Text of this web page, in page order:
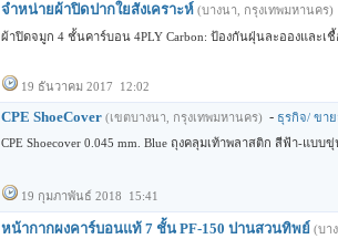
จำหน่ายผ้าปิดปากใยสังเคราะห์ (บางนา, กรุงเทพมหานคร)
ผ้าปิดจมูก 4 ชั้นคาร์บอน 4PLY Carbon: ป้องกันฝุ่นละอองและเชื้
19 ธันวาคม 2017 12:02
CPE ShoeCover (เขตบางนา, กรุงเทพมหานคร) - ธุรกิจ/ ขา
CPE Shoecover 0.045 mm. Blue ถุงคลุมเท้าพลาสติก สีฟ้า-แบบขุ่
19 กุมภาพันธ์ 2018 15:41
หน้ากากผงคาร์บอนแท้ 7 ชั้น PF-150 ปานสวนทิพย์ (บา